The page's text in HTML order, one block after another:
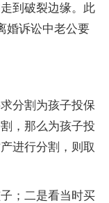
到破裂边缘。此
婚诉讼中老公要
分割为孩子投保
，那么为孩子投
进行分割，则取
；二是看当时买